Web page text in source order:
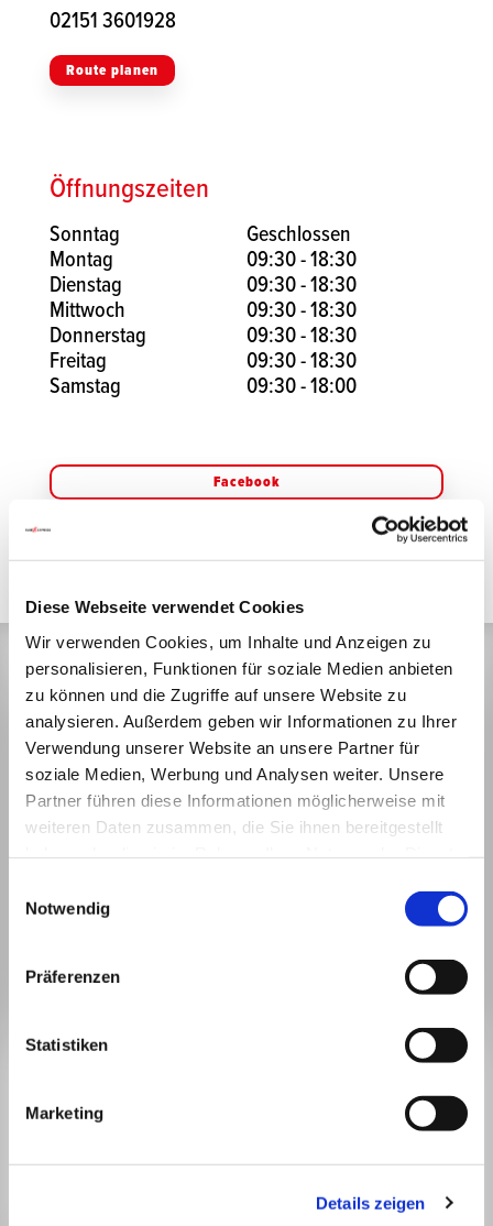
Diese Webseite verwendet Cookies
Wir verwenden Cookies, um Inhalte und Anzeigen zu
personalisieren, Funktionen für soziale Medien anbieten
zu können und die Zugriffe auf unsere Website zu
analysieren. Außerdem geben wir Informationen zu Ihrer
Verwendung unserer Website an unsere Partner für
soziale Medien, Werbung und Analysen weiter. Unsere
Partner führen diese Informationen möglicherweise mit
weiteren Daten zusammen, die Sie ihnen bereitgestellt
Notwendig
Präferenzen
Statistiken
Marketing
Details zeigen
02151 3601928
Route planen
Öffnungszeiten
Sonntag
Geschlossen
Montag
09:30 - 18:30
Dienstag
09:30 - 18:30
Mittwoch
09:30 - 18:30
Donnerstag
09:30 - 18:30
Freitag
09:30 - 18:30
Samstag
09:30 - 18:00
Facebook
BLEIBEN WIR IN
KONTAKT.
Mit unserem Newsletter sind Sie zu jeder Zeit gut informiert.